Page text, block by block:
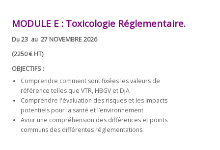
MODULE E : Toxicologie Réglementaire.
Du 23 au 27 NOVEMBRE 2026
(2250 € HT)
OBJECTIFS :
Comprendre comment sont fixées les valeurs de
référence telles que VTR, HBGV et DJA
Comprendre l'évaluation des risques et les impacts
potentiels pour la santé et l’environnement
Avoir une compréhension des différences et points
communs des différentes réglementations.